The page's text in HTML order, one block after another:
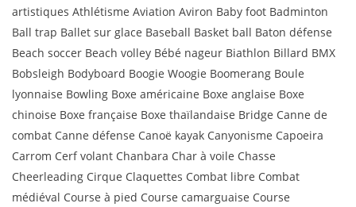
artistiques Athlétisme Aviation Aviron Baby foot Badminton
Ball trap Ballet sur glace Baseball Basket ball Baton défense
Beach soccer Beach volley Bébé nageur Biathlon Billard BMX
Bobsleigh Bodyboard Boogie Woogie Boomerang Boule
lyonnaise Bowling Boxe américaine Boxe anglaise Boxe
chinoise Boxe française Boxe thaïlandaise Bridge Canne de
combat Canne défense Canoë kayak Canyonisme Capoeira
Carrom Cerf volant Chanbara Char à voile Chasse
Cheerleading Cirque Claquettes Combat libre Combat
médiéval Course à pied Course camarguaise Course